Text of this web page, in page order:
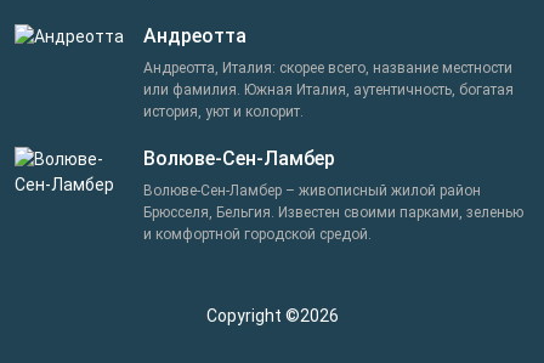
Андреотта
Андреотта, Италия: скорее всего, название местности
или фамилия. Южная Италия, аутентичность, богатая
история, уют и колорит.
Волюве-Сен-Ламбер
Волюве-Сен-Ламбер – живописный жилой район
Брюсселя, Бельгия. Известен своими парками, зеленью
и комфортной городской средой.
Copyright ©2026